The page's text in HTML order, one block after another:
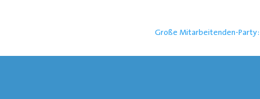
Große Mitarbeitenden-Party: